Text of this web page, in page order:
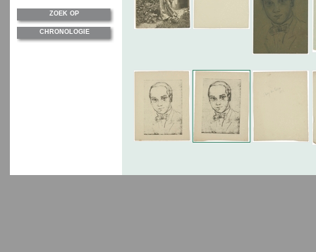
ZOEK OP
CHRONOLOGIE